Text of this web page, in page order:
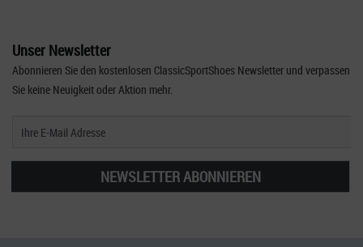
Unser Newsletter
Abonnieren Sie den kostenlosen ClassicSportShoes Newsletter und verpassen
Sie keine Neuigkeit oder Aktion mehr.
NEWSLETTER ABONNIEREN